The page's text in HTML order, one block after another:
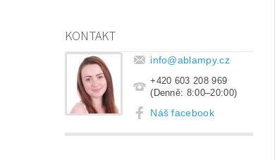
KONTAKT
info@ablampy.cz
+420 603 208 969
(Denně: 8:00–20:00)
Náš facebook